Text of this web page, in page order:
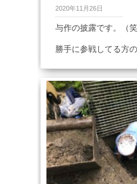
2020年11月26日
与作の披露です。（
勝手に参戦してる方